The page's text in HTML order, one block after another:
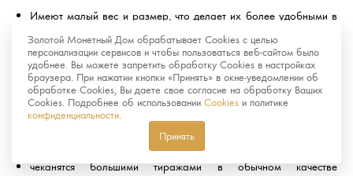
Имеют малый вес и размер, что делает их более удобными в
хранении и реализации.
Памятные и инвестиционные монеты отличаются тем, что
вторые:
не пользуются большим спросом у нумизматов
не имеют художественной ценности
чеканятся большими тиражами в обычном качестве
Золотой Монетный Дом обрабатывает Cookies с целью
персонализации сервисов и чтобы пользоваться веб-сайтом было
удобнее. Вы можете запретить обработку Cookies в настройках
браузера. При нажатии кнопки «Принять» в окне-уведомлении об
обработке Cookies, Вы даете свое согласие на обработку Ваших
Cookies. Подробнее об использовании Cookies и политике
конфиденциальности
Принять